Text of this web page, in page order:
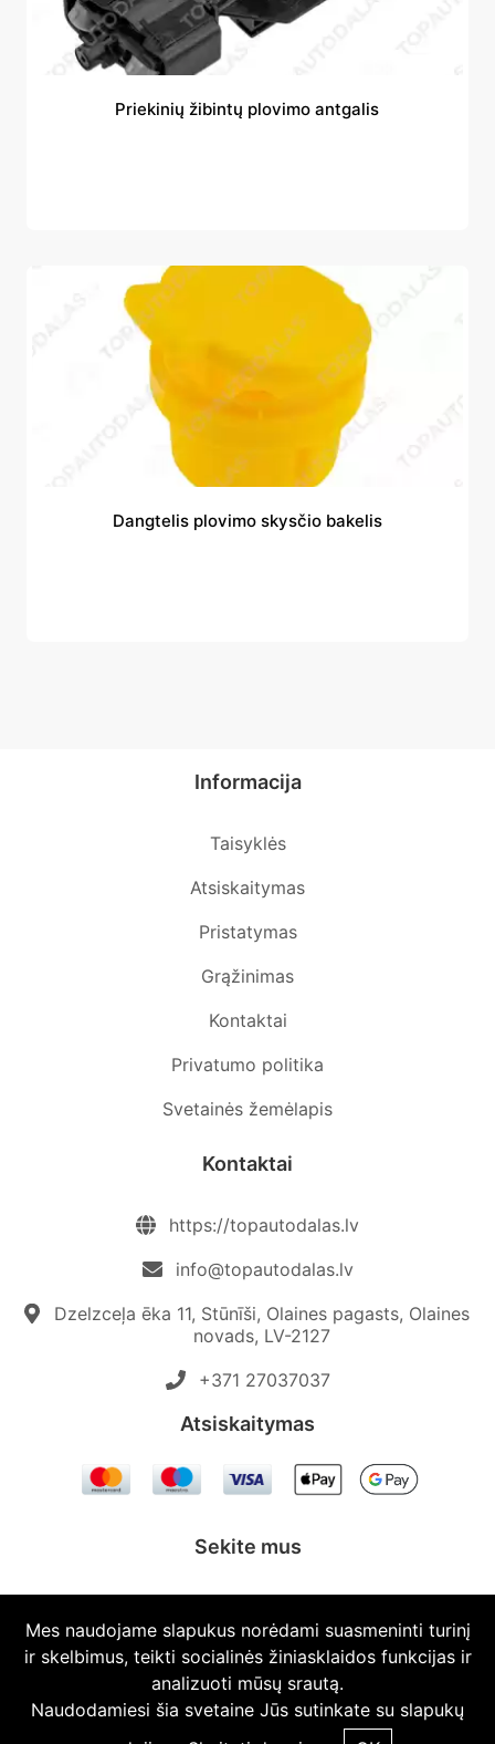
Priekinių žibintų plovimo antgalis
Dangtelis plovimo skysčio bakelis
Informacija
Taisyklės
Atsiskaitymas
Pristatymas
Grąžinimas
Kontaktai
Privatumo politika
Svetainės žemėlapis
Kontaktai
https://topautodalas.lv
info@topautodalas.lv
Dzelzceļa ēka 11, Stūnīši, Olaines pagasts, Olaines
novads, LV-2127
+371 27037037‬
Atsiskaitymas
Sekite mus
© 2026 Topautodalas.lv Visos teisės saugomos.
Mes naudojame slapukus norėdami suasmeninti turinį
ir skelbimus, teikti socialinės žiniasklaidos funkcijas ir
analizuoti mūsų srautą.
Naudodamiesi šia svetaine Jūs sutinkate su slapukų